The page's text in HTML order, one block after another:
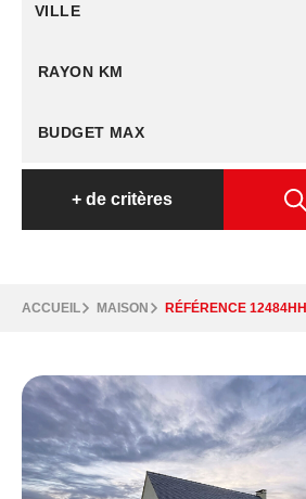
VILLE
RAYON KM
+ de critères
ACCUEIL MAISON RÉFÉRENCE 12484HH